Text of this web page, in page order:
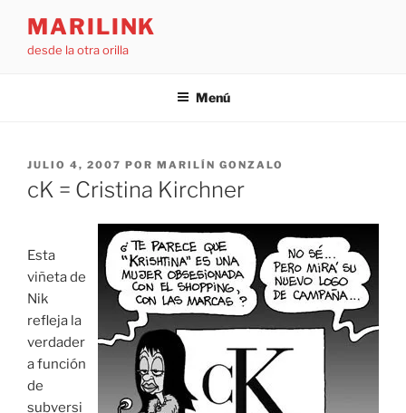
contenido
MARILINK
desde la otra orilla
Menú
PUBLICADO
EL
JULIO 4, 2007 POR MARILÍN GONZALO
cK = Cristina Kirchner
Esta
viñeta de
Nik
refleja la
verdader
a función
de
subversi